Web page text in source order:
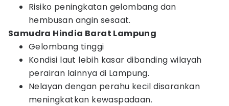
Risiko peningkatan gelombang dan
hembusan angin sesaat.
Samudra Hindia Barat Lampung
Gelombang tinggi
Kondisi laut lebih kasar dibanding wilayah
perairan lainnya di Lampung.
Nelayan dengan perahu kecil disarankan
meningkatkan kewaspadaan.